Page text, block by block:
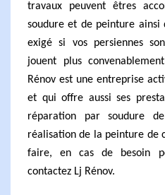
travaux peuvent êtres
soudure et de peinture ainsi
exigé si vos persiennes
jouent plus
Rénov est une entreprise
et qui offre aussi ses
réparation par soudure
réalisation de la peinture de
faire, en cas de besoin
contactez Lj Rénov.